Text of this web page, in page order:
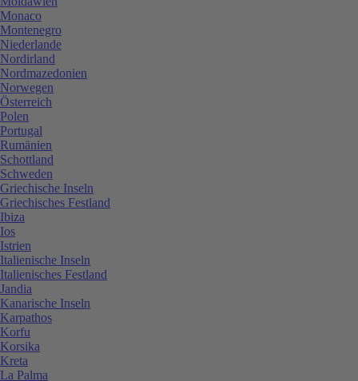
Monaco
Montenegro
Niederlande
Nordirland
Nordmazedonien
Norwegen
Österreich
Polen
Portugal
Rumänien
Schottland
Schweden
Griechische Inseln
Griechisches Festland
Ibiza
Ios
Istrien
Italienische Inseln
Italienisches Festland
Jandia
Kanarische Inseln
Karpathos
Korfu
Korsika
Kreta
La Palma